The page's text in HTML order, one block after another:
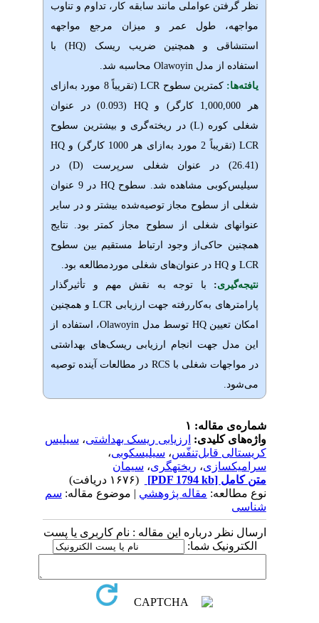
مانند سابقه کار، تداوم و تناوب
و میزان مرجع
مواجهه
و همچنین ضریب ریسک (HQ
) با
Olawoyin محاسبه شد.
سطوحLCR
( تقریباً 8 مورد به ازای
کارگر) وHQ (0.093) در
عنوان
) در ریختهگریو بیشترین سطوح
بهازای هر1000 کارگر) و HQ
شغلیسرپرست ( D
)در
مشاهده شد. سطوح HQ
در 9 عنوان
سطوح مجاز توصیه‌شدهبیشتر و در سایر
شغلی از سطوح مجاز کمتر بود. نتایج
حاکی‌از وجود ارتباط مستقیم
بینسطوح
های شغلیموردمطالعهبود.
با توجه به نقش مهم و تأثیرگذار
کاررفته جهت ارزیابیLCR
و همچنین
توسط مدل Olawoyin ، استفاده از
جهت انجام ارزیابی ریسک های بهداشتی
RCS در مطالعات آینده توصیه
ارزیابی ریسک بهداشتی ،سیلیس
قابل‌تنفّس، سیلیس‎کوبی
،
ریخته‎گری ،سیمان
(۱۶۷۶ دریافت)
مقاله پژوهشي| موضوع مقاله:سم
درباره این مقاله : نام کاربری یا پست